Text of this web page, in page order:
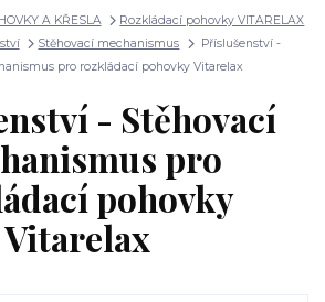
A KŘESLA
Rozkládací pohovky VITARELAX
Stěhovací mechanismus
Příslušenství -
pro rozkládací pohovky Vitarelax
- Stěhovací
pro
pohovky
Vitarelax